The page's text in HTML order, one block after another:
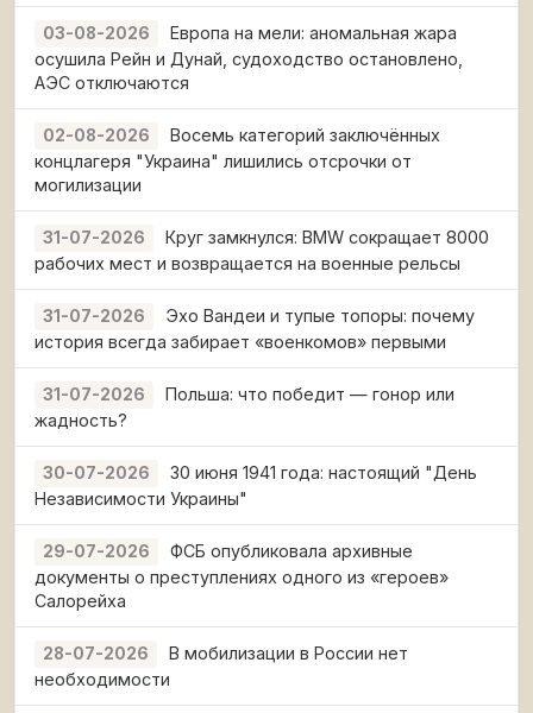
03-08-2026
Европа на мели: аномальная жара
осушила Рейн и Дунай, судоходство остановлено,
АЭС отключаются
02-08-2026
Восемь категорий заключённых
концлагеря "Украина" лишились отсрочки от
могилизации
31-07-2026
Круг замкнулся: BMW сокращает 8000
рабочих мест и возвращается на военные рельсы
31-07-2026
Эхо Вандеи и тупые топоры: почему
история всегда забирает «военкомов» первыми
31-07-2026
Польша: что победит — гонор или
жадность?
30-07-2026
30 июня 1941 года: настоящий "День
Независимости Украины"
29-07-2026
ФСБ опубликовала архивные
документы о преступлениях одного из «героев»
Салорейха
28-07-2026
В мобилизации в России нет
необходимости